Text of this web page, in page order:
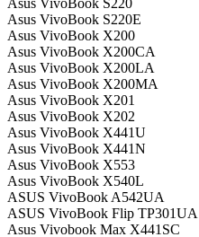
Asus VivoBook S220
Asus VivoBook S220E
Asus VivoBook X200
Asus VivoBook X200CA
Asus VivoBook X200LA
Asus VivoBook X200MA
Asus VivoBook X201
Asus VivoBook X202
Asus VivoBook X441U
Asus VivoBook X441N
Asus VivoBook X553
Asus VivoBook X540L
ASUS VivoBook A542UA
ASUS VivoBook Flip TP301UA
Asus Vivobook Max X441SC